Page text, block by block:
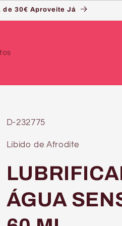
de 30€ Aproveite Já
SKU:
D-232775
Libido de Afrodite
ÁGUA